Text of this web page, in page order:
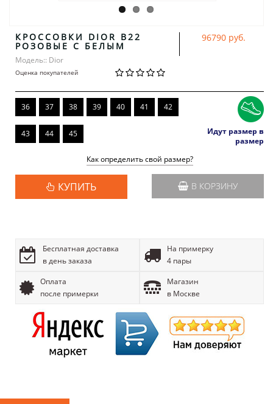
КРОССОВКИ DIOR B22
РОЗОВЫЕ С БЕЛЫМ
Модель:: Dior
Оценка покупателей
96790 руб.
36 37 38 39 40 41 42
43 44 45
Идут размер в
размер
Как определить свой размер?
КУПИТЬ В КОРЗИНУ
Бесплатная доставка
в день заказа
На примерку
4 пары
Оплата
после примерки
Магазин
в Москве